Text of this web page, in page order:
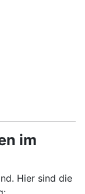
im
Hier sind die